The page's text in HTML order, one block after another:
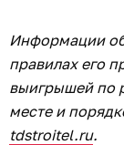
Информации
правилах его
выигрышей по
месте и
tdstroitel.ru.